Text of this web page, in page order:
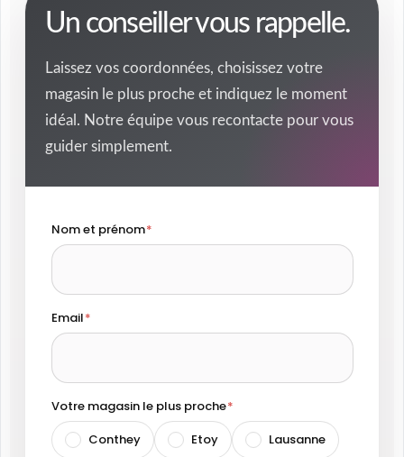
Un conseiller vous rappelle.
Laissez vos coordonnées, choisissez votre
magasin le plus proche et indiquez le moment
idéal. Notre équipe vous recontacte pour vous
guider simplement.
Nom et prénom
Email
Votre magasin le plus proche
Conthey
Etoy Lausanne